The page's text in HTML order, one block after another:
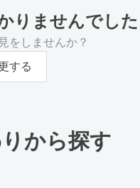
りませんでした
をしませんか？
する
から探す